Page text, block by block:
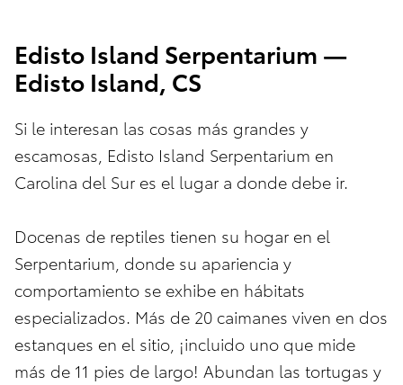
Edisto Island Serpentarium —
Edisto Island, CS
Si le interesan las cosas más grandes y
escamosas, Edisto Island Serpentarium en
Carolina del Sur es el lugar a donde debe ir.
Docenas de reptiles tienen su hogar en el
Serpentarium, donde su apariencia y
comportamiento se exhibe en hábitats
especializados. Más de 20 caimanes viven en dos
estanques en el sitio, ¡incluido uno que mide
más de 11 pies de largo! Abundan las tortugas y